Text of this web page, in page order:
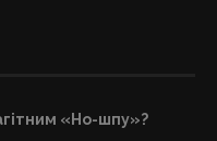
«Но-шпу»?